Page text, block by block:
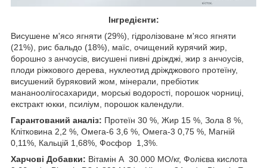
Інгредієнти:
Висушене м'ясо ягняти (29%), гідролізоване м'ясо ягняти
(21%), рис бальдо (18%), маїс, очищений курячий жир,
борошно з анчоусів, висушені пивні дріжджі, жир з анчоусів,
плоди ріжкового дерева, нуклеотид дріжджового протеїну,
висушений буряковий жом, мінерали, пребіотик
мананоолігосахариди, морські водорості, порошок чорниці,
екстракт юкки, псиліум, порошок календули.
Гарантований аналіз: Протеїн 30 %, Жир 15 %, Зола 8 %,
Клітковина 2,2 %, Омега-6 3,6 %, Омега-3 0,75 %, Магній
0,11%, Кальцій 1,68%, Фосфор 1,3%.
Харчові Добавки: Вітамін A 30.000 МО/кг, Фолієва кислота